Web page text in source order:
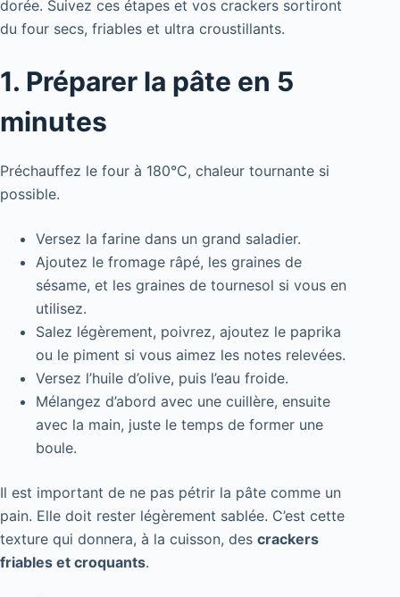
dorée. Suivez ces étapes et vos crackers sortiront
du four secs, friables et ultra croustillants.
1. Préparer la pâte en 5
minutes
Préchauffez le four à 180°C, chaleur tournante si
possible.
Versez la farine dans un grand saladier.
Ajoutez le fromage râpé, les graines de
sésame, et les graines de tournesol si vous en
utilisez.
Salez légèrement, poivrez, ajoutez le paprika
ou le piment si vous aimez les notes relevées.
Versez l’huile d’olive, puis l’eau froide.
Mélangez d’abord avec une cuillère, ensuite
avec la main, juste le temps de former une
boule.
Il est important de ne pas pétrir la pâte comme un
pain. Elle doit rester légèrement sablée. C’est cette
texture qui donnera, à la cuisson, des crackers
friables et croquants.